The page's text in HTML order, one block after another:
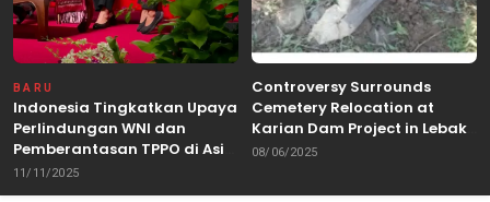
BARU
Indonesia Tingkatkan Upaya
Perlindungan WNI dan
Pemberantasan TPPO di Asia
Tenggara
11/11/2025
Controversy Surrounds
Cemetery Relocation at
Karian Dam Project in Lebak,
Banten
08/06/2025